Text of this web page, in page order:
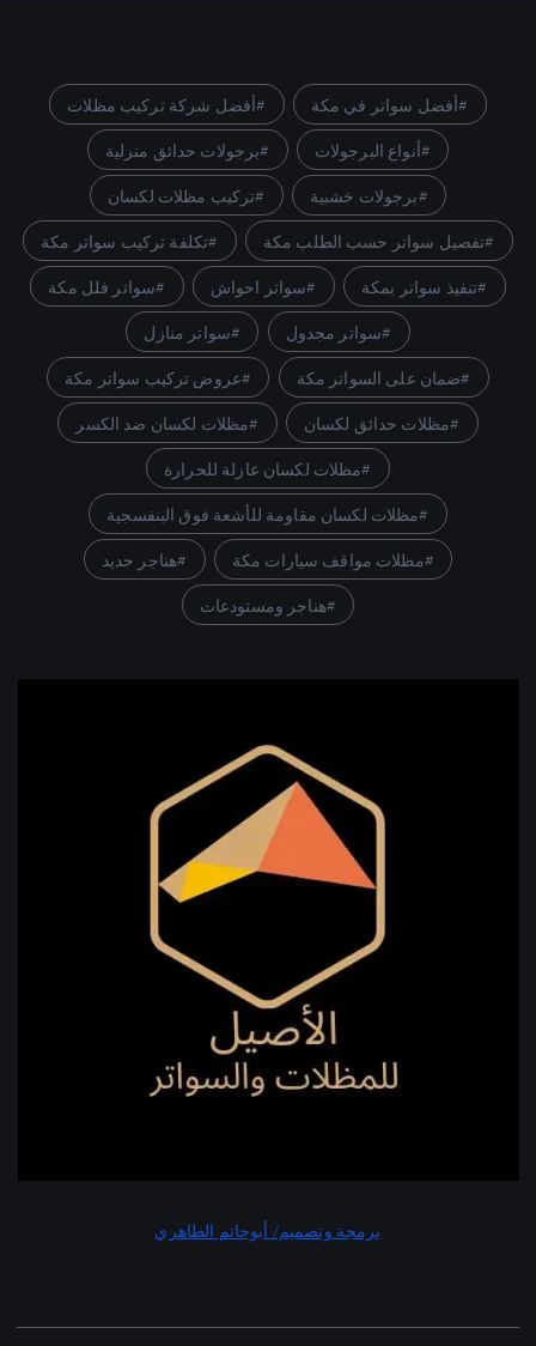
أفضل سواتر في مكة
أفضل شركة تركيب مظلات
أنواع البرجولات
برجولات حدائق منزلية
برجولات خشبية
تركيب مظلات لكسان
تفصيل سواتر حسب الطلب مكة
تكلفة تركيب سواتر مكة
تنفيذ سواتر بمكة
سواتر احواش
سواتر فلل مكة
سواتر مجدول
سواتر منازل
ضمان على السواتر مكة
عروض تركيب سواتر مكة
مظلات حدائق لكسان
مظلات لكسان ضد الكسر
مظلات لكسان عازلة للحرارة
مظلات لكسان مقاومة للأشعة فوق البنفسجية
مظلات مواقف سيارات مكة
هناجر حديد
هناجر ومستودعات
برمجة وتصميم/ أبوحاتم الطاهري